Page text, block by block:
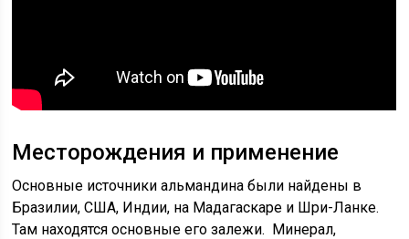
Месторождения и применение
Основные источники альмандина были найдены в
Бразилии, США, Индии, на Мадагаскаре и Шри-Ланке.
Там находятся основные его залежи. Минерал,